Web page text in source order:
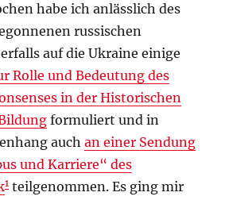
habe ich anlässlich des
russischen
auf die Ukraine einige
Rolle und Bedeutung des
in der Historischen
formuliert und in
auchan einer Sendung
und Karriere“ des
1 teilgenommen. Es ging mir